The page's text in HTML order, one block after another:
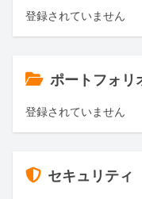
登録されていません
ポートフォリ
登録されていません
セキュリティ